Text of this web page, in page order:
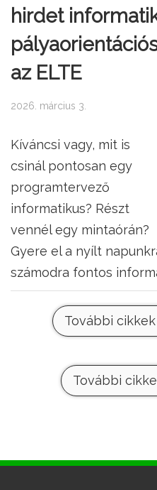
hirdet
az ELTE
2026. március 3.
Kíváncsi vagy, mit is
csinál pontosan egy
programtervező
informatikus? Részt
vennél egy mintaórán?
Gyere el a nyílt
számodra fontos
További
További